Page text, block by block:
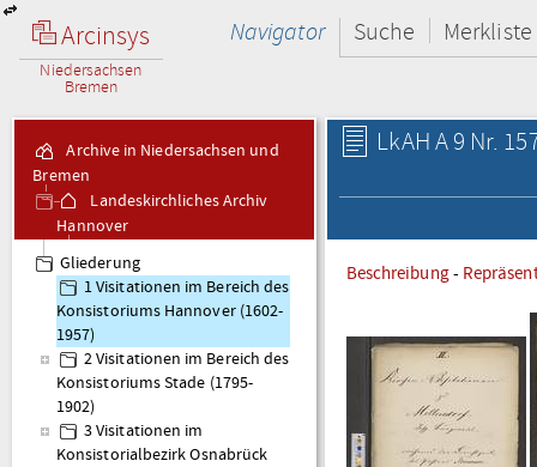
Arcinsys
Niedersachsen
Bremen
Navigator Suche Merkliste
Archive in Niedersachsen und
Bremen
Landeskirchliches Archiv
Hannover
Gliederung
1 Visitationen im Bereich des
Konsistoriums Hannover (1602-
1957)
2 Visitationen im Bereich des
Konsistoriums Stade (1795-
1902)
3 Visitationen im
Konsistorialbezirk Osnabrück
LkAH A 9 Nr.
Beschreibung-